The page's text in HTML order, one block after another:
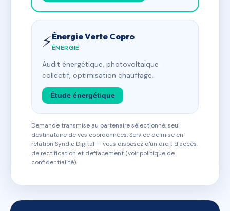
⚡Énergie Verte Copro
ÉNERGIE
Audit énergétique, photovoltaïque
collectif, optimisation chauffage.
Étude énergétique
Demande transmise au partenaire sélectionné, seul
destinataire de vos coordonnées. Service de mise en
relation Syndic Digital — vous disposez d'un droit d'accès,
de rectification et d'effacement (voir politique de
confidentialité).